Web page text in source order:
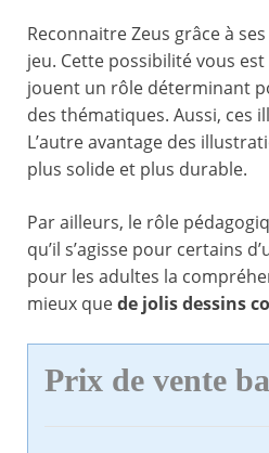
Reconnaitre Zeus grâce à
jeu. Cette possibilité vous
jouent un rôle déterminant
des thématiques. Aussi, ces
L’autre avantage des
plus solide et plus durable.
Par ailleurs, le rôle
qu’il s’agisse pour certains
pour les adultes la
mieux quede jolis dessins
Prix de vente